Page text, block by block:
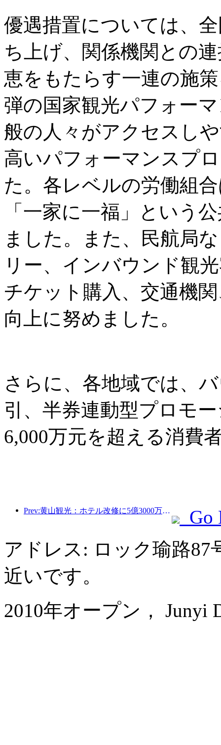
優遇措置については、
ち上げ、関係機関との
恵をもたらす一連の施
弾の国家観光パフォー
般の人々がアクセスし
高いパフォーマンスプ
た。各レベルの労働組
「一家に一福」という
ました。また、民航局
リー、インバウンド観
チケット購入、交通機
向上に努めました。
さらに、各地域では、
引、半券連動型プロモ
6,000万元を超える消費
Prev:黄山観光：ホテル改修に5億3000万元を投資する計画
Go
アドレス: ロック瑜路
近いです。
2010年オープン， Junyi